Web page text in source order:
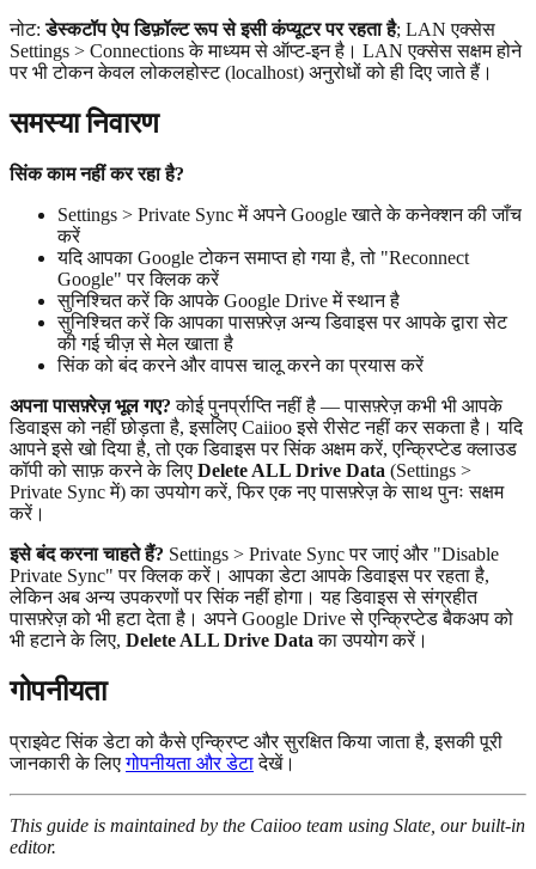
नोट:डेस्कटॉप ऐप डिफ़ॉल्ट रूप से इसी कंप्यूटर पर रहता है; LAN एक्सेस
Settings > Connections के माध्यम से ऑप्ट-इन है। LAN एक्सेस सक्षम होने
पर भी टोकन केवल लोकलहोस्ट (localhost) अनुरोधों को ही दिए जाते हैं।
समस्या निवारण
सिंक काम नहीं कर रहा है?
Settings > Private Sync में अपने Google खाते के कनेक्शन की जाँच
करें
यदि आपका Google टोकन समाप्त हो गया है, तो "Reconnect
Google" पर क्लिक करें
सुनिश्चित करें कि आपके Google Drive में स्थान है
सुनिश्चित करें कि आपका पासफ़्रेज़ अन्य डिवाइस पर आपके द्वारा सेट
की गई चीज़ से मेल खाता है
सिंक को बंद करने और वापस चालू करने का प्रयास करें
अपना पासफ़्रेज़ भूल गए? कोई पुनर्प्राप्ति नहीं है — पासफ़्रेज़ कभी भी आपके
डिवाइस को नहीं छोड़ता है, इसलिए Caiioo इसे रीसेट नहीं कर सकता है। यदि
आपने इसे खो दिया है, तो एक डिवाइस पर सिंक अक्षम करें, एन्क्रिप्टेड क्लाउड
कॉपी को साफ़ करने के लिए Delete ALL Drive Data (Settings >
Private Sync में) का उपयोग करें, फिर एक नए पासफ़्रेज़ के साथ पुनः सक्षम
करें।
इसे बंद करना चाहते हैं? Settings > Private Sync पर जाएं और "Disable
Private Sync" पर क्लिक करें। आपका डेटा आपके डिवाइस पर रहता है,
लेकिन अब अन्य उपकरणों पर सिंक नहीं होगा। यह डिवाइस से संग्रहीत
पासफ़्रेज़ को भी हटा देता है। अपने Google Drive से एन्क्रिप्टेड बैकअप को
भी हटाने के लिए, Delete ALL Drive Data का उपयोग करें।
गोपनीयता
प्राइवेट सिंक डेटा को कैसे एन्क्रिप्ट और सुरक्षित किया जाता है, इसकी पूरी
जानकारी के लिएगोपनीयता और डेटादेखें।
This guide is maintained by the Caiioo team using Slate, our built-in
editor.